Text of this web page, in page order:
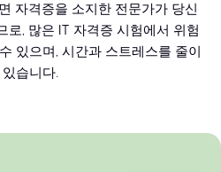
자격증을 소지한 전문가가 당신
로, 많은 IT 자격증 시험에서 위험
있으며, 시간과 스트레스를 줄이
습니다.